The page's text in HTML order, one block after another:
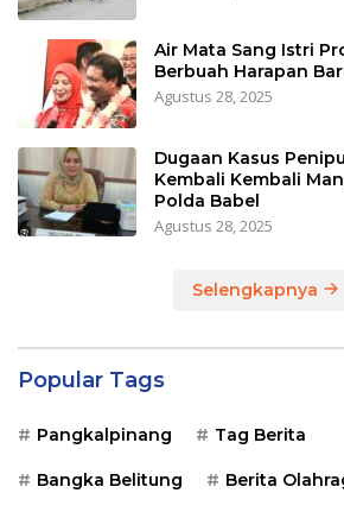
Air Mata Sang Istri
Berbuah Harapan
Agustus 28, 2025
Dugaan Kasus
Kembali Kembali
Polda Babel
Agustus 28, 2025
Selengkapnya
Popular Tags
Pangkalpinang Tag Berita
Bangka Belitung Berita